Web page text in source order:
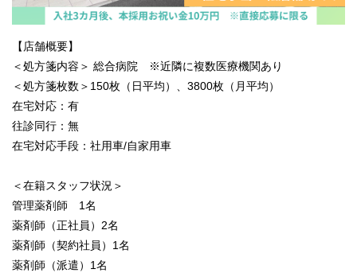
【店舗概要】
＜処方箋内容＞ 総合病院 ※近隣に複数医療機関あり
＜処方箋枚数＞150枚（日平均）、3800枚（月平均）
在宅対応：有
往診同行：無
在宅対応手段：社用車/自家用車
＜在籍スタッフ状況＞
管理薬剤師 1名
薬剤師（正社員）2名
薬剤師（契約社員）1名
薬剤師（派遣）1名